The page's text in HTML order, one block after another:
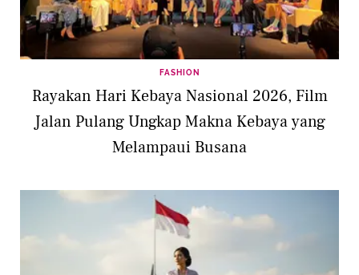
FASHION
Rayakan Hari Kebaya Nasional 2026, Film
Jalan Pulang Ungkap Makna Kebaya yang
Melampaui Busana